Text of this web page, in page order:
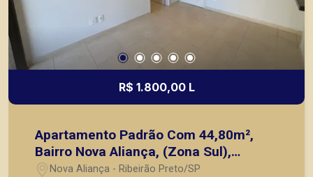
R$ 1.800,00 L
Apartamento Padrão Com 44,80m²,
Bairro Nova Aliança, (Zona Sul),
Ribeirão Preto SP.
Nova Aliança - Ribeirão Preto/SP